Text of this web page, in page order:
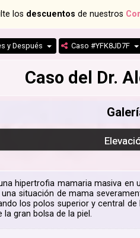
los descuentos de nuestros
y Después Caso #YFK8JD7F
Caso del Dr.
hipertrofia mamaria masiva
situación de mama
los polos superior y central
gran bolsa de la piel.